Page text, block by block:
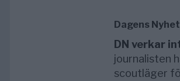
Dagens
DN verkar
journalisten
scoutläger